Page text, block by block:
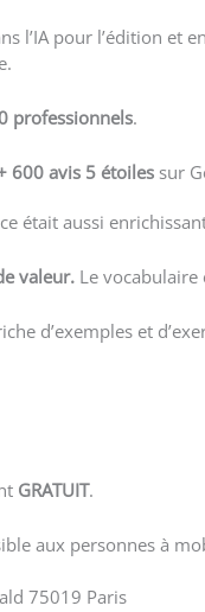
l’IA pour l’édition et
professionnels.
600 avis 5 étoiles sur
était aussi
valeur. Le vocabulaire
d’exemples et
GRATUIT.
aux personnes à
75019 Paris